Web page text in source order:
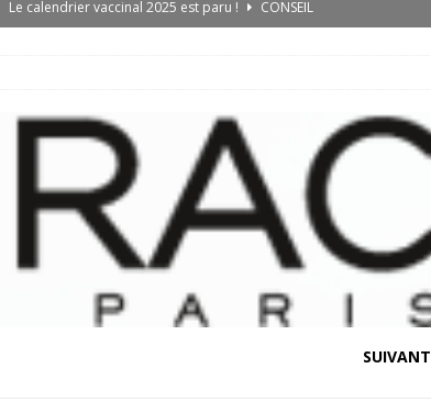
Le calendrier vaccinal 2025 est paru !
CONSEIL
Épidémie de rougeole : qui doit se refaire vacciner ?
CONSEIL
Nouvelles règles de délivrance 2025
CONSEIL
Masques enfant en tissu : le retour CONSEIL
SUIVANT